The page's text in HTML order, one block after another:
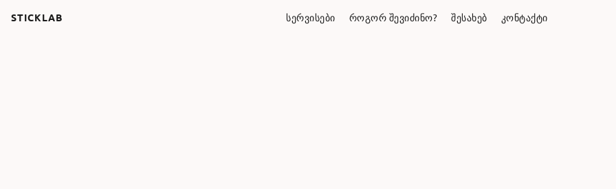
STICKLAB ᲡᲔᲠᲕᲘᲡᲔᲑᲘ ᲠᲝᲒᲝᲠ ᲨᲔᲕᲘᲫᲘᲜᲝ? ᲨᲔᲡᲐᲮᲔᲑ ᲙᲝᲜᲢᲐᲥᲢᲘ